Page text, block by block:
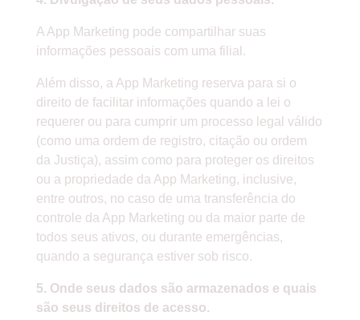
A App Marketing pode compartilhar suas
informações pessoais com uma filial.
Além disso, a App Marketing reserva para si o
direito de facilitar informações quando a lei o
requerer ou para cumprir um processo legal válido
(como uma ordem de registro, citação ou ordem
da Justiça), assim como para proteger os direitos
ou a propriedade da App Marketing, inclusive,
entre outros, no caso de uma transferência do
controle da App Marketing ou da maior parte de
todos seus ativos, ou durante emergências,
quando a segurança estiver sob risco.
5. Onde seus dados são armazenados e quais
são seus direitos de acesso.